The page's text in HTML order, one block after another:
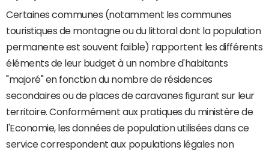
Certaines communes (notamment les communes
touristiques de montagne ou du littoral dont la population
permanente est souvent faible) rapportent les différents
éléments de leur budget à un nombre d'habitants
"majoré" en fonction du nombre de résidences
secondaires ou de places de caravanes figurant sur leur
territoire. Conformément aux pratiques du ministère de
l'Economie, les données de population utilisées dans ce
service correspondent aux populations légales non